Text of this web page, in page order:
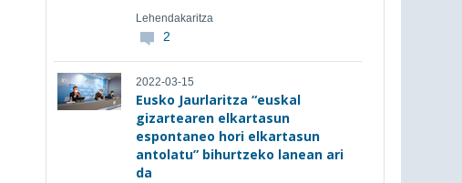
Lehendakaritza
2
2022-03-15
Eusko Jaurlaritza “euskal
gizartearen elkartasun
espontaneo hori elkartasun
antolatu” bihurtzeko lanean ari
da